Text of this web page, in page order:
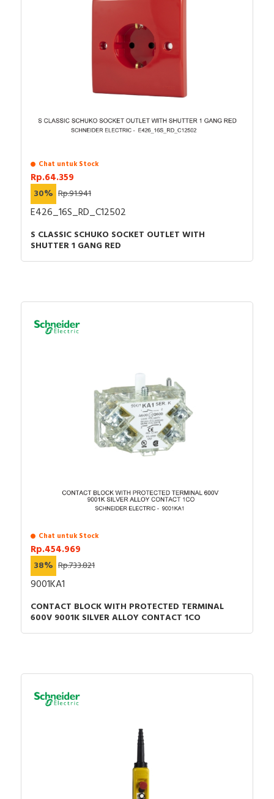
Chat untuk Stock
Rp.64.359
30% Rp.91.941
E426_16S_RD_C12502
S CLASSIC SCHUKO SOCKET OUTLET WITH
SHUTTER 1 GANG RED
Chat untuk Stock
Rp.454.969
38% Rp.733.821
9001KA1
CONTACT BLOCK WITH PROTECTED TERMINAL
600V 9001K SILVER ALLOY CONTACT 1CO